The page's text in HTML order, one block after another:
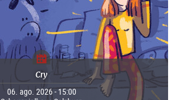
Cry
06. ago. 2026 - 15:00